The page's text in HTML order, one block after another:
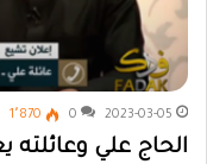
2023-03-05
0 1٬870
الحاج علي